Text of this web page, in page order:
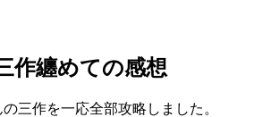
作纏めての感想
三作を一応全部攻略しました。